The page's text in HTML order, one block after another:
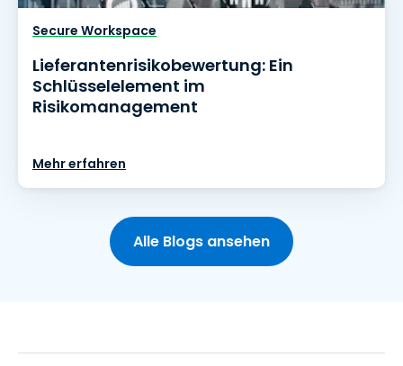
Secure Workspace
Lieferantenrisikobewertung: Ein
Schlüsselelement im
Risikomanagement
Mehr erfahren
Alle Blogs ansehen